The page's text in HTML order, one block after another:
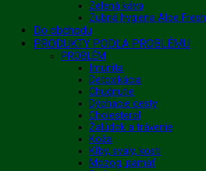
Zelená káva
Zubná hygiena Aloe Fresh
Do obchodu
PRODUKTY PODĽA PROBLÉMU
PROBLÉM
Imunita
Detoxikácia
Chudnutie
Dýchacie cesty
Cholesterol
Žalúdok a trávenie
Koža
Kĺby, svaly, kosti
Mozog, pamäť